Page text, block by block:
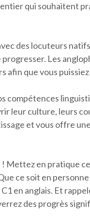
qui souhaitent
des locuteurs
progresser. Les
afin que vous
compétences
leur culture, leurs
et vous offre
! Mettez en pratique
ce soit en
en anglais. Et
des progrès